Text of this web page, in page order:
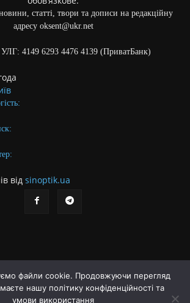
статті, твори та дописи на редакційну
адресу oksent@ukr.net
4149 6293 4476 4139 (ПриватБанк)
від sinoptik.ua
Правила користування сайтом
конфіденційності
файли cookie. Продовжуючи перегляд
нашу політику конфіденційності та
умови використання